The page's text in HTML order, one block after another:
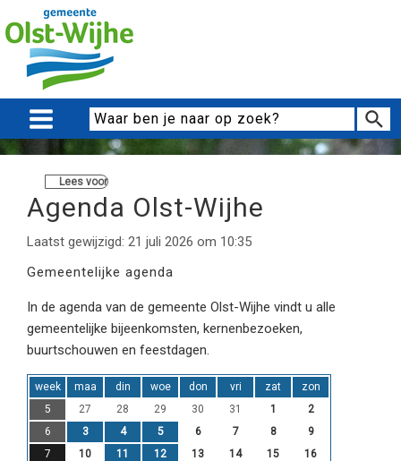
Lees voor
Agenda Olst-Wijhe
Laatst gewijzigd: 21 juli 2026 om 10:35
Gemeentelijke agenda
In de agenda van de gemeente Olst-Wijhe vindt u alle
gemeentelijke bijeenkomsten, kernenbezoeken,
buurtschouwen en feestdagen.
week maa din woe don vri zat
zon
5
27 28 29 30 31 1
2
6
3 4 5 6 7 8
9
7
10 11 12 13 14 15
16